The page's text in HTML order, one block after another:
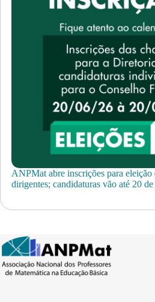
ANPMat abre inscrições para eleição
dirigentes; candidaturas vão até 20